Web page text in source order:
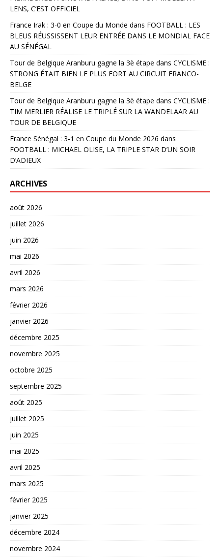
LENS, C’EST OFFICIEL
France Irak : 3-0 en Coupe du Monde dans FOOTBALL : LES
BLEUS RÉUSSISSENT LEUR ENTRÉE DANS LE MONDIAL FACE
AU SÉNÉGAL
Tour de Belgique Aranburu gagne la 3è étape dans CYCLISME :
STRONG ÉTAIT BIEN LE PLUS FORT AU CIRCUIT FRANCO-
BELGE
Tour de Belgique Aranburu gagne la 3è étape dans CYCLISME :
TIM MERLIER RÉALISE LE TRIPLÉ SUR LA WANDELAAR AU
TOUR DE BELGIQUE
France Sénégal : 3-1 en Coupe du Monde 2026 dans
FOOTBALL : MICHAEL OLISE, LA TRIPLE STAR D’UN SOIR
D’ADIEUX
ARCHIVES
août 2026
juillet 2026
juin 2026
mai 2026
avril 2026
mars 2026
février 2026
janvier 2026
décembre 2025
novembre 2025
octobre 2025
septembre 2025
août 2025
juillet 2025
juin 2025
mai 2025
avril 2025
mars 2025
février 2025
janvier 2025
décembre 2024
novembre 2024